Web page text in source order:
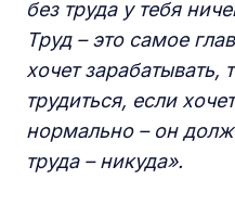
без труда у тебя
Труд – это самое
хочет зарабатывать,
трудиться, если
нормально – он
труда – никуда».